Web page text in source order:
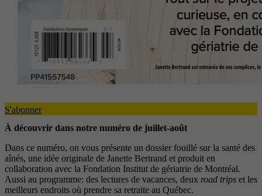
S'abonner
À découvrir dans notre numéro de juillet-août
Dans ce numéro, on vous présente un dossier fouillé sur la santé des
aînés, une idée originale de Janette Bertrand et produit en
collaboration avec la Fondation Institut de gériatrie de Montréal.
Aussi au programme: des lectures de vacances, deux road trips et les
meilleurs endroits où prendre sa retraite au Québec.